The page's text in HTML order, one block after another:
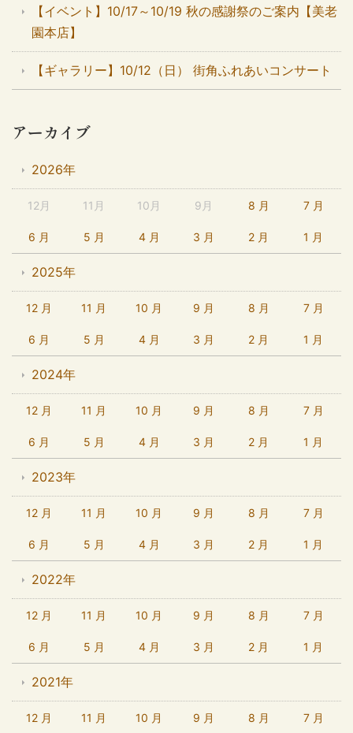
【イベント】10/17～10/19 秋の感謝祭のご案内【美老
園本店】
【ギャラリー】10/12（日） 街角ふれあいコンサート
アーカイブ
2026年
12月 11月 10月 9月 8 月 7 月
6 月 5 月 4 月 3 月 2 月 1 月
2025年
12 月 11 月 10 月 9 月 8 月 7 月
6 月 5 月 4 月 3 月 2 月 1 月
2024年
12 月 11 月 10 月 9 月 8 月 7 月
6 月 5 月 4 月 3 月 2 月 1 月
2023年
12 月 11 月 10 月 9 月 8 月 7 月
6 月 5 月 4 月 3 月 2 月 1 月
2022年
12 月 11 月 10 月 9 月 8 月 7 月
6 月 5 月 4 月 3 月 2 月 1 月
2021年
12 月 11 月 10 月 9 月 8 月 7 月